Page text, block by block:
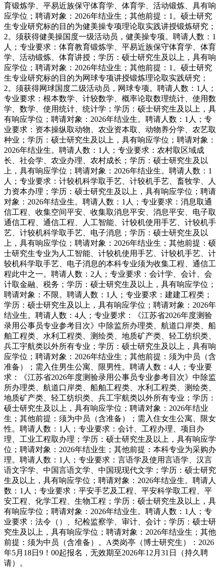
育锻炼学、平易近族保守体育学、体育学、活动锻炼、具有响
应学位；聘请对象：2026年结业生；其他前提：1。硕士研究
生专业研究标的目的为健美操专项理论取实践讲授锻炼研究；
2。须获得健美操国度一级活动员，健美操专项。聘请人数：1
人；专业要求：体育教育锻炼学、平易近族保守体育学、体育
学、活动锻炼、体育讲授；学历：硕士研究生及以上，具有响
应学位；聘请对象：2026年结业生；其他前提：1。硕士研究
生专业研究标的目的为网球专项讲授锻炼理论取实践研究；
2。须获得网球国度二级活动员，网球专项。聘请人数：1人；
专业要求：根本数学、计较数学、概率论取数理统计、使用数
学、数学、使用统计、统计学；学历：硕士研究生及以上，具
有响应学位；聘请对象：2026年结业生。聘请人数：1人；专
业要求：资本操纵取动物、农业资本取、动物养分学、农艺取
种业；学历：硕士研究生及以上，具有响应学位；聘请对象：
2026年结业生。聘请人数：1人；专业要求：农村取区域成
长、社会学、农业办理、农村成长；学历：硕士研究生及以
上，具有响应学位；聘请对象：2026年结业生。聘请人数：1
人；专业要求：计较机科学取手艺、计较机手艺、畜牧学、人
力资本办理；学历：硕士研究生及以上，具有响应学位；聘请
对象：2026年结业生。聘请人数：1人；专业要求：消息取通
信工程、收集空间平安、收集取消息平安、消息平安、电子取
通信工程、通信工程、人工智能、计较机使用手艺、计较机手
艺、计较机科学取手艺、电子消息；学历：硕士研究生及以
上，具有响应学位；聘请对象：2026年结业生；其他前提：硕
士研究生专业为人工智能、计较机使用手艺、计较机手艺、计
较机科学取手艺、电子消息的本科专业须为收集工程、通信工
程此中之一。聘请人数：2人；专业要求：会计学、会计、会
计取金融、税务；学历：硕士研究生及以上，具有响应学位；
聘请对象：不限。聘请人数：1人；专业要求：建建工程类；
学历：硕士研究生及以上，具有响应学位；聘请对象：2026年
结业生。聘请人数：4人；专业要求：《江苏省2026年度测验
录用公事员专业参考目次》中除监所办理类、航道口岸类、船
舶工程类、水利工程类、测绘类、地质矿产类、轻工纺织类、
兵工宇航类以外所有专业；学历：硕士研究生及以上，具有响
应学位；聘请对象：2026年结业生；其他前提：须为中员（含
准备）；需入住男生公寓、限男性。聘请人数：4人；专业要
求：《江苏省2026年度测验录用公事员专业参考目次》中除监
所办理类、航道口岸类、船舶工程类、水利工程类、测绘类、
地质矿产类、轻工纺织类、兵工宇航类以外所有专业；学历：
硕士研究生及以上，具有响应学位；聘请对象：2026年结业
生；其他前提：须为中员（含准备）；需入住女生公寓、限女
性。聘请人数：1人；专业要求：会计、工程办理、项目办
理、工业工程取办理；学历：硕士研究生及以上，具有响应学
位；聘请对象：2026年结业生；其他前提：本科专业为采购办
理。聘请人数：1人；专业要求：言语学及使用言语学、汉言
语文字学、中国言语文学、中国现现代文学；学历：硕士研究
生及以上，具有响应学位；聘请对象：2026年结业生。聘请人
数：1人；专业要求：平安手艺及工程、平安科学取工程、平
安工程、化学工程、生物工程；学历：硕士研究生及以上，具
有响应学位；聘请对象：2026年结业生。聘请人数：1人；专
业要求：法令（）、纪检监察学、审计、会计；学历：硕士研
究生及以上，具有响应学位；聘请对象：2026年结业生；其他
前提：须为中员（含准备）。A类岗亭（博士研究生）：2026
年5月18日9！00起报名，无效期至2026年12月31日（持久聘
请）。